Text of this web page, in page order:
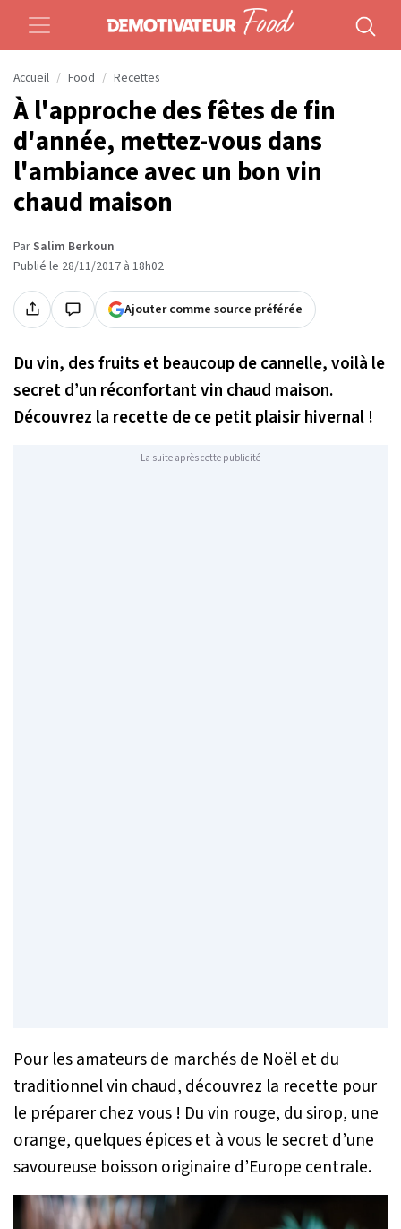
Accueil Food Recettes
À l'approche des fêtes de fin
d'année, mettez-vous dans
l'ambiance avec un bon vin
chaud maison
ParSalim Berkoun
Publié le 28/11/2017 à 18h02
Ajouter comme source préférée
Du vin, des fruits et beaucoup de cannelle, voilà le
secret d’un réconfortant vin chaud maison.
Découvrez la recette de ce petit plaisir hivernal !
La suite après cette publicité
Pour les amateurs de marchés de Noël et du
traditionnel vin chaud, découvrez la recette pour
le préparer chez vous ! Du vin rouge, du sirop, une
orange, quelques épices et à vous le secret d’une
savoureuse boisson originaire d’Europe centrale.